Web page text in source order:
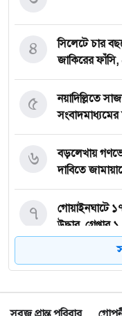
সিলেটে চার
জাকিরের
৪
নয়াদিল্লিতে
৫
বড়লেখায়
দাবিতে
৬
গোয়াইনঘাটে
উদ্ধার, গ্রেপ্তার ১
৭
জুলাই
৮